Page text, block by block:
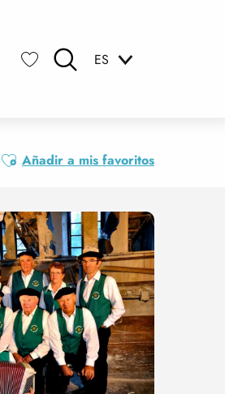
ES
Ajouter aux favoris
Añadir a mis favoritos